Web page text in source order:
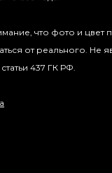
что фото и цвет
от реального. Не
437 ГК РФ.